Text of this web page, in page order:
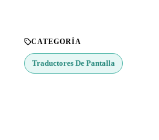
CATEGORÍA
Traductores De Pantalla